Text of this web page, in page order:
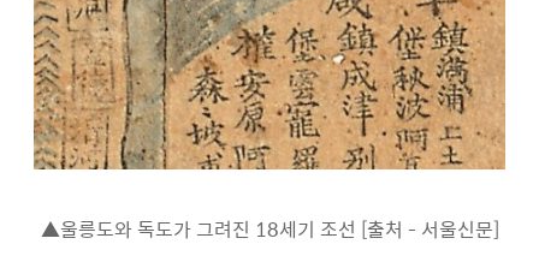
▲울릉도와 독도가 그려진 18세기 조선 [출처 - 서울신문]